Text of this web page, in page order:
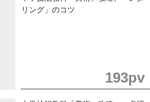
リング」のコツ
193pv